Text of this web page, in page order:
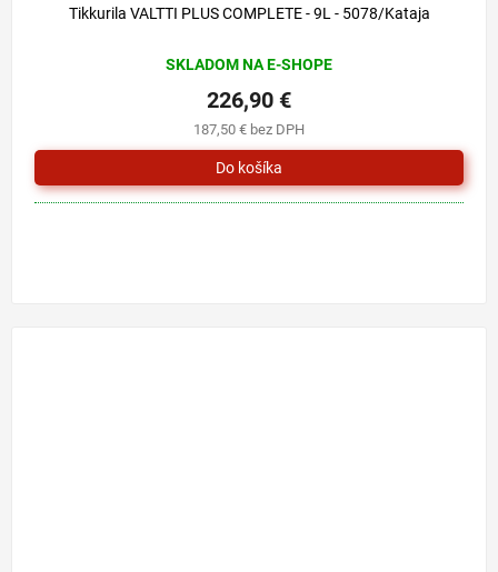
Tikkurila VALTTI PLUS COMPLETE - 9L - 5078/Kataja
SKLADOM NA E-SHOPE
187,50 € bez DPH
226,90 €